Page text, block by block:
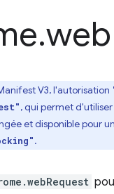
.web
V3, l'autorisation
, qui permet d'utiliser
et disponible pour
.